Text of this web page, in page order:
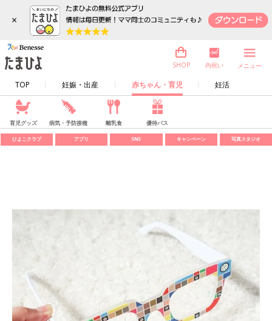
×
TOP 妊娠・出産 赤ちゃん・育児 妊活
SHOP 内祝い メニュー
育児グッズ 病気・予防接種 離乳食 優待パス
ひよこクラブ アプリ SNS キャンペーン 写真スタジオ